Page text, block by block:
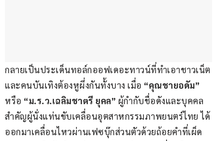
กลายเป็นประเด็นทอล์กออฟเดอะทาวน์ที่ทำเอาชาวเน็ต
และคนบันเทิงต้องหูผึ่งกันทั้งบาง เมื่อ “คุณชายอดัม”
หรือ “ม.ร.ว.เฉลิมชาตรี ยุคล” ผู้กำกับชื่อดังและบุคคล
สำคัญผู้นั่งแท่นขับเคลื่อนอุตสาหกรรมภาพยนตร์ไทย ได้
ออกมาเคลื่อนไหวผ่านเฟซบุ๊กส่วนตัวด้วยถ้อยคำที่เผ็ด